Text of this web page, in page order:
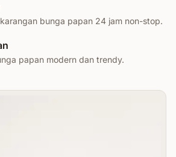
bunga papan 24 jam non-stop.
papan modern dan trendy.